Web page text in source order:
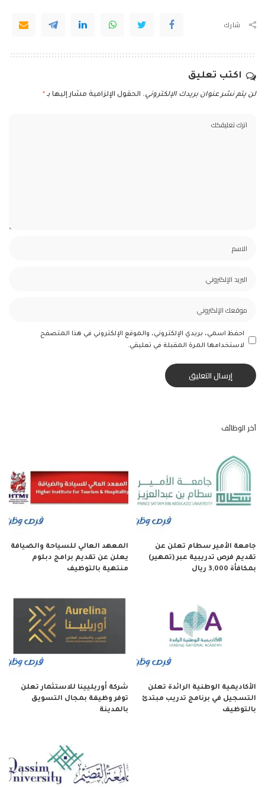
شارك
اكتب تعليق
لن يتم نشر عنوان بريدك الإلكتروني. الحقول الإلزامية مشار إليها بـ *
احفظ اسمي، بريدي الإلكتروني، والموقع الإلكتروني في هذا المتصفح
لاستخدامها المرة المقبلة في تعليقي.
آخر الوظائف
جامعة الأمير سطام تعلن عن
تقديم فرص تدريبية عبر (تمهير)
بمكافأة 3,000 ريال
المعهد العالي للسياحة والضيافة
يعلن عن تقديم برامج دبلوم
منتهية بالتوظيف
الأكاديمية الوطنية الرائدة تعلن
التسجيل في برنامج تدريب مبتدئ
بالتوظيف
شركة أوريليينا للاستثمار تعلن
توفر وظيفة بمجال التسويق
بالمدينة